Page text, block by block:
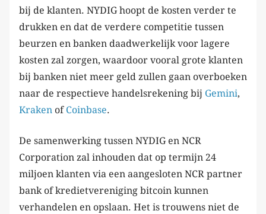
bij de klanten. NYDIG hoopt de kosten verder te
drukken en dat de verdere competitie tussen
beurzen en banken daadwerkelijk voor lagere
kosten zal zorgen, waardoor vooral grote klanten
bij banken niet meer geld zullen gaan overboeken
naar de respectieve handelsrekening bij Gemini,
Kraken of Coinbase.
De samenwerking tussen NYDIG en NCR
Corporation zal inhouden dat op termijn 24
miljoen klanten via een aangesloten NCR partner
bank of kredietvereniging bitcoin kunnen
verhandelen en opslaan. Het is trouwens niet de